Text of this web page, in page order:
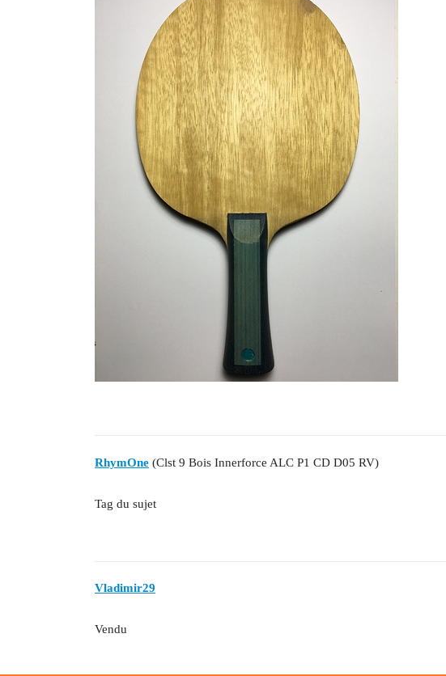
RhymOne (Clst 9 Bois Innerforce ALC P1 CD D05 RV)
Tag du sujet
Vladimir29
Vendu